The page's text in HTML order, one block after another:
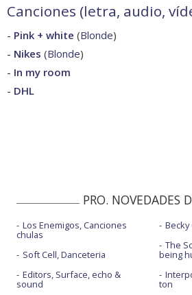
Canciones (letra, audio,
- Pink + white (Blonde)
- Nikes (Blonde)
- In my room
- DHL
PRO. NOVEDADES
Los Enemigos, Canciones
chulas
Soft Cell, Danceteria
Editors, Surface, echo &
sound
Becky
The
being
ton